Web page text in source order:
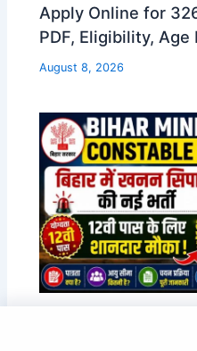
Apply Online for
PDF, Eligibility, Age
August 8, 2026